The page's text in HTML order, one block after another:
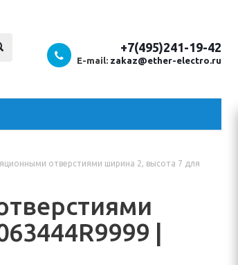
+7(495)241-19-42
E-mail: zakaz@ether-electro.ru
отверстиями ширина 2, высота 7 для
|